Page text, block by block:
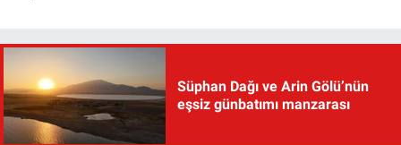
Süphan Dağı ve Arin Gölü’nün
eşsiz günbatımı manzarası